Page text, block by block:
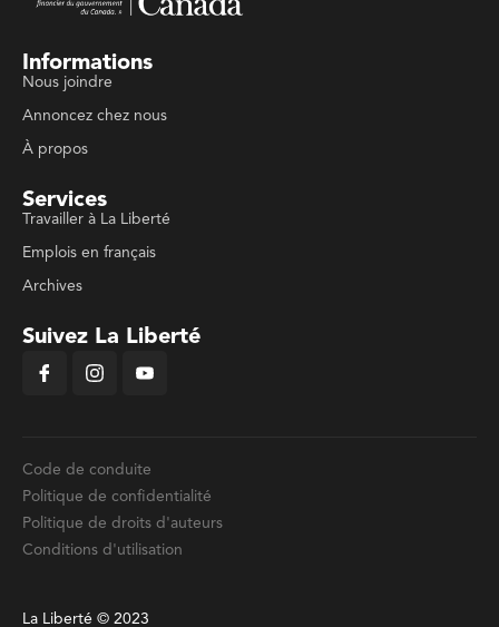
Informations
Nous joindre
Annoncez chez nous
À propos
Services
Travailler à La Liberté
Emplois en français
Archives
Suivez La Liberté
Code de conduite
Politique de confidentialité
Politique de droits d'auteurs
Conditions d'utilisation
La Liberté © 2023